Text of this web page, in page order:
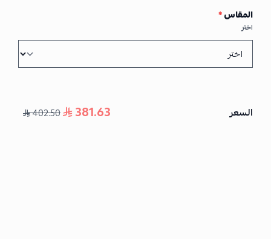
المقاس*
اختر
السعر 381.63
402.50